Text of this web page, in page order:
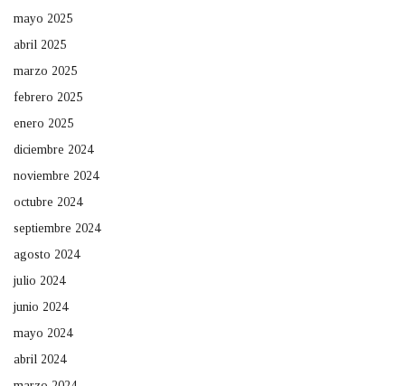
mayo 2025
abril 2025
marzo 2025
febrero 2025
enero 2025
diciembre 2024
noviembre 2024
octubre 2024
septiembre 2024
agosto 2024
julio 2024
junio 2024
mayo 2024
abril 2024